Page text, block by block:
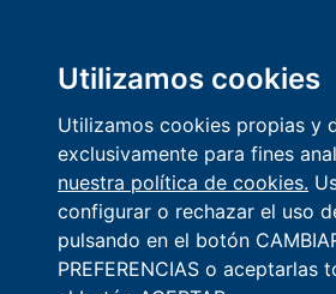
Utilizamos cookies
Utilizamos cookies propias y
exclusivamente para fines
nuestra política de cookies.
configurar o rechazar el uso
pulsando en el botón
PREFERENCIAS o aceptarlas